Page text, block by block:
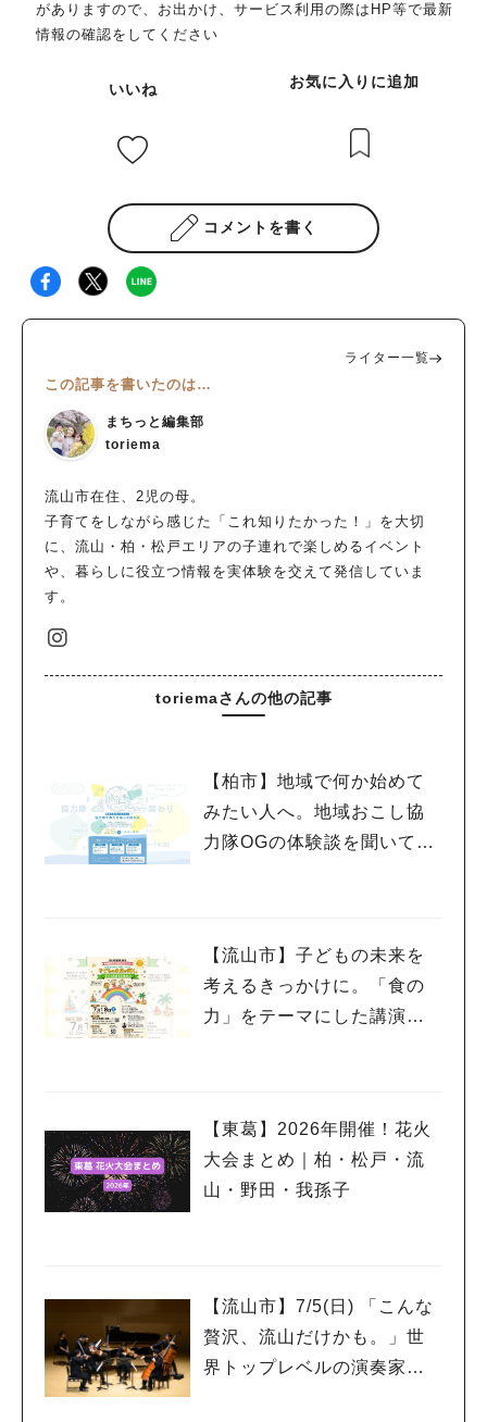
がありますので、お出かけ、サービス利用の際はHP等で最新
情報の確認をしてください
いいね お気に入りに追加
コメントを書く
ライター一覧
この記事を書いたのは…
まちっと編集部
toriema
流山市在住、2児の母。
子育てをしながら感じた「これ知りたかった！」を大切
に、流山・柏・松戸エリアの子連れで楽しめるイベント
や、暮らしに役立つ情報を実体験を交えて発信していま
す。
toriemaさんの他の記事
【柏市】地域で何か始めて
みたい人へ。地域おこし協
力隊OGの体験談を聞いてみ
【流山市】子どもの未来を
考えるきっかけに。「食の
力」をテーマにした講演会
【東葛】2026年開催！花火
大会まとめ｜柏・松戸・流
山・野田・我孫子
【流山市】7/5(日) 「こんな
贅沢、流山だけかも。」世
界トップレベルの演奏家を